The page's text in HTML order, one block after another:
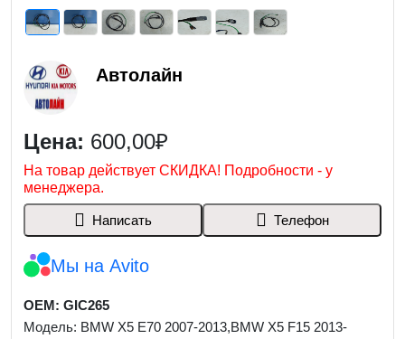
Автолайн
Цена: 600,00₽
На товар действует СКИДКА! Подробности - у
менеджера.
Написать Телефон
Мы на Avito
OEM: GIC265
Модель: BMW X5 E70 2007-2013,BMW X5 F15 2013-